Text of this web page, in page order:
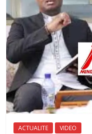
ACTUALITE VIDEO